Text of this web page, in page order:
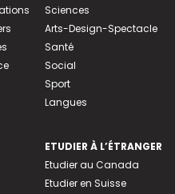
Sciences
Arts-Design-Spectacle
Santé
Social
Sport
Langues
ETUDIER À L’ÉTRANGER
Etudier au Canada
Etudier en Suisse